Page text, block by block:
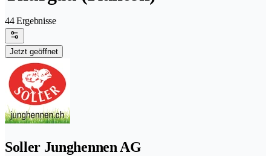
44 Ergebnisse
Jetzt geöffnet
Soller Junghennen AG